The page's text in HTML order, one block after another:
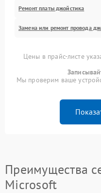
Ремонт платы джойстика
Замена или ремонт провода
Цены в прайс-листе
Мы проверим ваше
Преимущества
Microsoft